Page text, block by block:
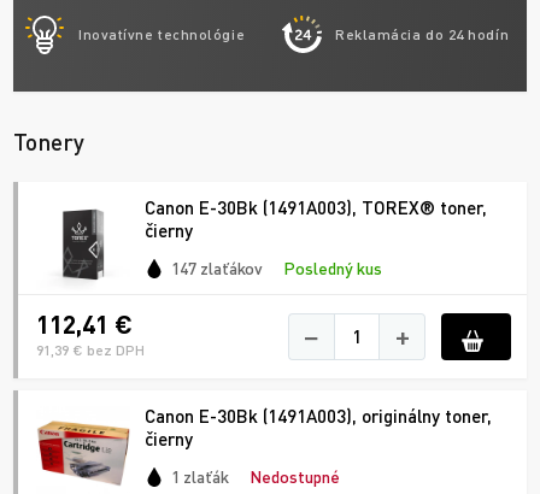
Inovatívne technológie Reklamácia do 24 hodín
Tonery
Canon E-30Bk (1491A003), TOREX® toner,
čierny
147 zlaťákov Posledný kus
112,41 €
91,39 € bez DPH − +
Canon E-30Bk (1491A003), originálny toner,
čierny
1 zlaťák Nedostupné